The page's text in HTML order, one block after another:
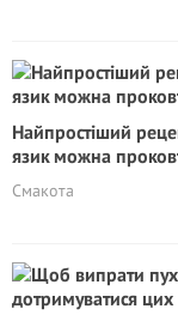
Найпростіший
язик можна
Смакота